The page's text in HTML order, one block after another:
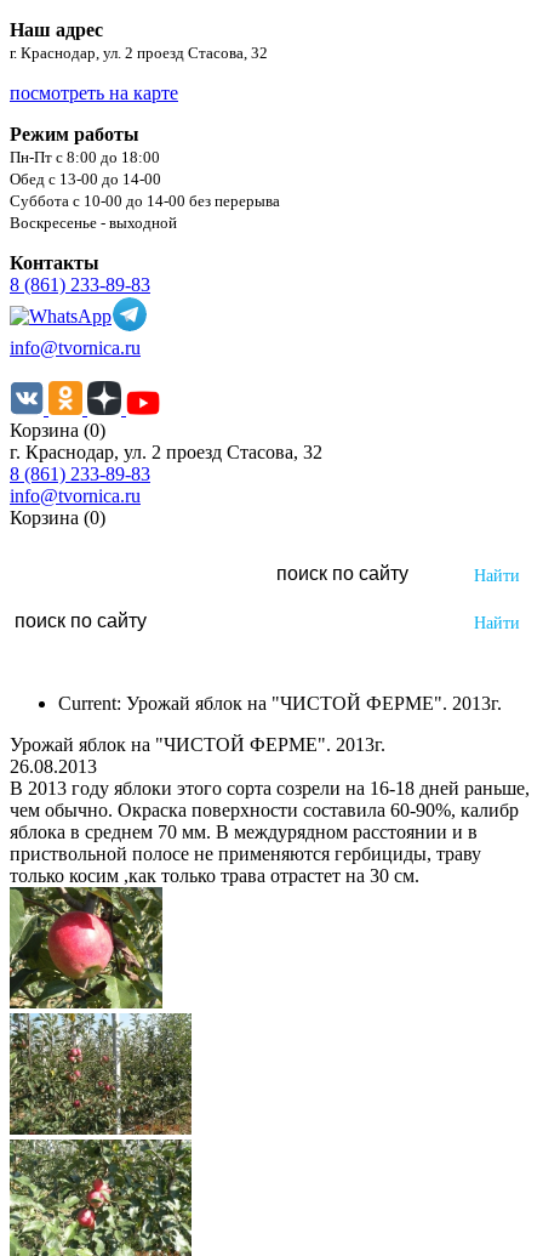
Наш адрес
г. Краснодар, ул. 2 проезд Стасова, 32
посмотреть на карте
Режим работы
Пн-Пт с 8:00 до 18:00
Обед с 13-00 до 14-00
Суббота с 10-00 до 14-00 без перерыва
Воскресенье - выходной
Контакты
8 (861) 233-89-83
info@tvornica.ru
Корзина (0)
г. Краснодар, ул. 2 проезд Стасова, 32
8 (861) 233-89-83
info@tvornica.ru
Корзина (0)
Current: Урожай яблок на "ЧИСТОЙ ФЕРМЕ". 2013г.
Урожай яблок на "ЧИСТОЙ ФЕРМЕ". 2013г.
26.08.2013
В 2013 году яблоки этого сорта созрели на 16-18 дней раньше,
чем обычно. Окраска поверхности составила 60-90%, калибр
яблока в среднем 70 мм. В междурядном расстоянии и в
приствольной полосе не применяются гербициды, траву
только косим ,как только трава отрастет на 30 см.